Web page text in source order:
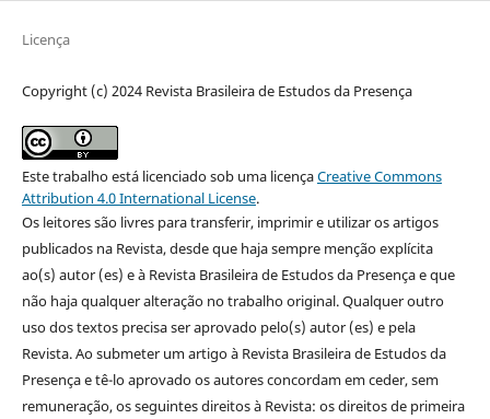
Licença
Copyright (c) 2024 Revista Brasileira de Estudos da Presença
Este trabalho está licenciado sob uma licençaCreative Commons
Attribution 4.0 International License.
Os leitores são livres para transferir, imprimir e utilizar os artigos
publicados na Revista, desde que haja sempre menção explícita
ao(s) autor (es) e à Revista Brasileira de Estudos da Presença e que
não haja qualquer alteração no trabalho original. Qualquer outro
uso dos textos precisa ser aprovado pelo(s) autor (es) e pela
Revista. Ao submeter um artigo à Revista Brasileira de Estudos da
Presença e tê-lo aprovado os autores concordam em ceder, sem
remuneração, os seguintes direitos à Revista: os direitos de primeira